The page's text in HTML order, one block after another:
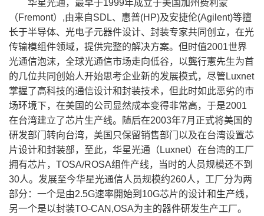
华星光通，最早于1999年成立于美国加州费利蒙
（Fremont）,由来自SDL、惠普(HP)及安捷伦(Agilent)等擅
长于半导体、光电子元器件设计、封装专家共同创立，在光
传输模组件领域，提供完整的解决方案。但时值2001世界
光通信泡沫，全球光通信市场走向低谷，以龔行憲先生为首
的几位共同创始人开始思考企业新的发展模式，尽管Luxnet
掌握了高科技的通信设计和封装技术，但此时如此恶劣的市
场环境下，在美国的公司显然成本变得非常高，于是2001
在台湾建立了芯片生产线。随后在2003年7月正式将美国的
研发部门转向台湾，美国只保留销售部门以及在台湾设置芯
片设计和封装部，至此，华星光通（Luxnet）在台湾的工厂
拥有芯片，TOSA/ROSA组件产线，当时的人员规模还不到
30人。发展至今华星光通信人员规模约260人，工厂分为两
部分：一个是由2.5G速率開始到10G芯片的设计和生产线，
另一个是以封装TO-CAN,OSA为主的器件研发生产工厂。